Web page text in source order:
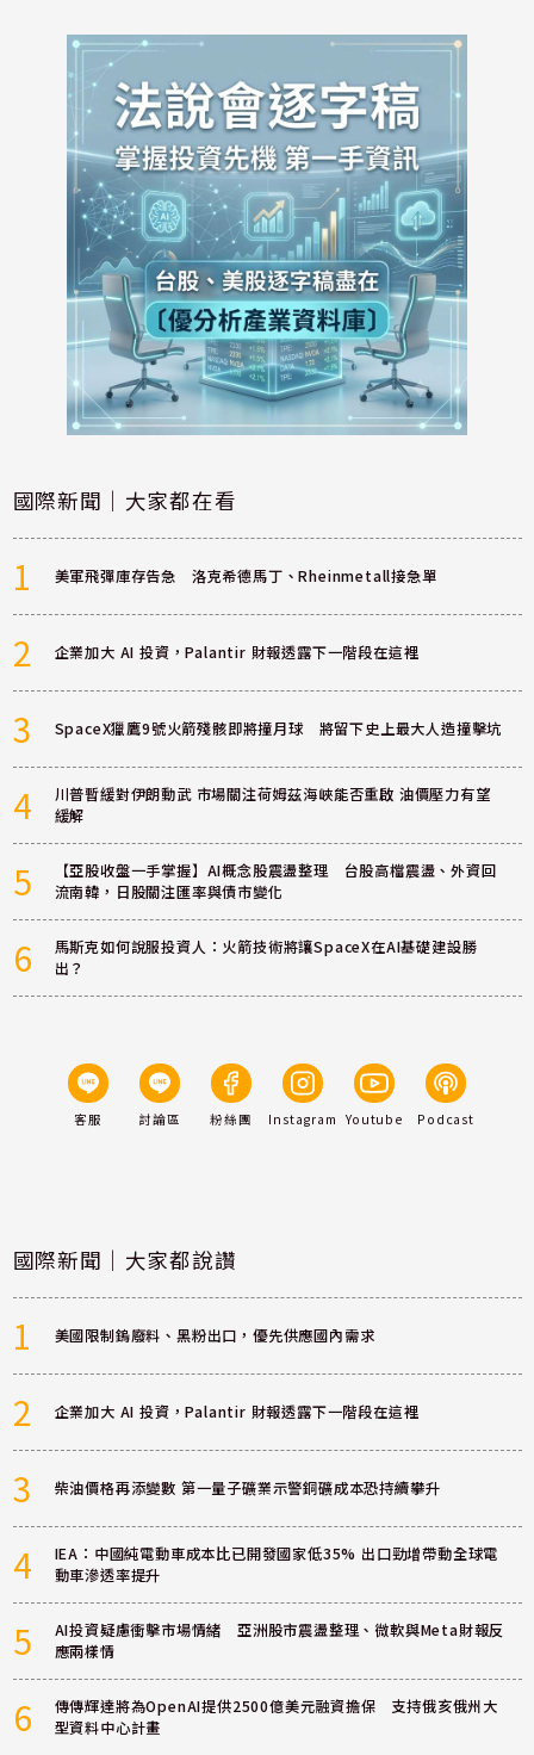
國際新聞｜大家都在看
1 美軍飛彈庫存告急 洛克希德馬丁、Rheinmetall接急單
2 企業加大 AI 投資，Palantir 財報透露下一階段在這裡
3 SpaceX獵鷹9號火箭殘骸即將撞月球 將留下史上最大人造撞擊坑
4
川普暫緩對伊朗動武 市場關注荷姆茲海峽能否重啟 油價壓力有望
緩解
5
【亞股收盤一手掌握】AI概念股震盪整理 台股高檔震盪、外資回
流南韓，日股關注匯率與債市變化
6
馬斯克如何說服投資人：火箭技術將讓SpaceX在AI基礎建設勝
出？
客服 討論區 粉絲團 Instagram Youtube Podcast
國際新聞｜大家都說讚
1 美國限制鎢廢料、黑粉出口，優先供應國內需求
2 企業加大 AI 投資，Palantir 財報透露下一階段在這裡
3 柴油價格再添變數 第一量子礦業示警銅礦成本恐持續攀升
4
IEA：中國純電動車成本比已開發國家低35% 出口勁增帶動全球電
動車滲透率提升
5
AI投資疑慮衝擊市場情緒 亞洲股市震盪整理、微軟與Meta財報反
應兩樣情
6
傳傳輝達將為OpenAI提供2500億美元融資擔保 支持俄亥俄州大
型資料中心計畫